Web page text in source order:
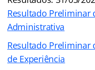
Resultado Preliminar
Administrativa
Resultado Preliminar
de Experiência